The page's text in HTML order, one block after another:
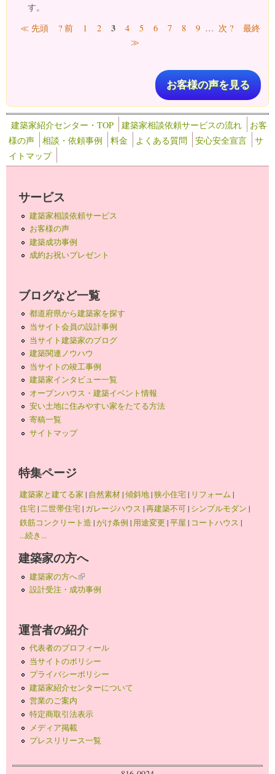
す。
ページ
≪ 先頭 ? 前 1 2 3 4 5 6 7 8 9 … 次 ?
最終
≫
お客様の声を見る
建築家紹介センター・TOP 建築家相談依頼サービスの流れ
お客
様の声
相談・依頼事例 料金 よくある質問 安心安全宣言
サ
イトマップ
サービス
建築家相談依頼サービス
お客様の声
建築成功事例
成約お祝いプレゼント
ブログなど一覧
都道府県から建築家を探す
当サイト会員の設計事例
当サイト建築家のブログ
建築関連ノウハウ
当サイトの竣工事例
建築家インタビュー一覧
オープンハウス・建築イベント情報
安い土地に住みやすい家をたてる方法
寄稿一覧
サイトマップ
特集ページ
建築家と建てる家 | 自然素材|傾斜地|狭小住宅| リフォーム |
住宅|二世帯住宅| ガレージハウス |再建築不可| シンプルモダン |
鉄筋コンクリート造 |がけ条例 | 用途変更 |平屋 | コートハウス |
...続き...
建築家の方へ
建築家の方へ(link is external)
設計受注・成功事例
運営者の紹介
代表者のプロフィール
当サイトのポリシー
プライバシーポリシー
建築家紹介センターについて
営業のご案内
特定商取引法表示
メディア掲載
プレスリリース一覧